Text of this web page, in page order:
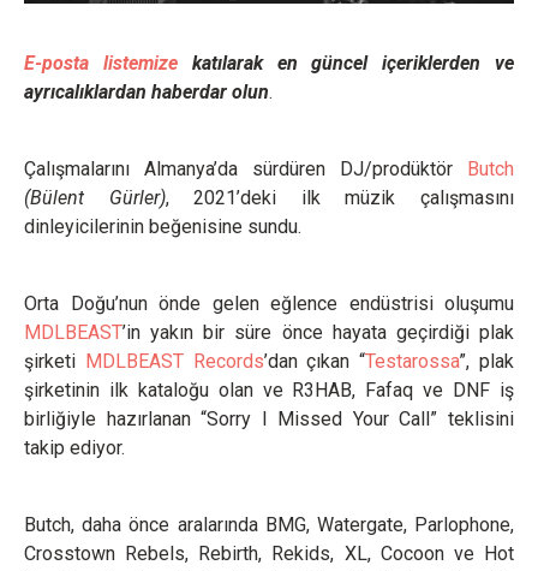
E-posta listemizekatılarak en güncel içeriklerden ve
ayrıcalıklardan haberdar olun.
Çalışmalarını Almanya’da sürdüren DJ/prodüktör Butch
(Bülent Gürler), 2021’deki ilk müzik çalışmasını
dinleyicilerinin beğenisine sundu.
Orta Doğu’nun önde gelen eğlence endüstrisi oluşumu
MDLBEAST’in yakın bir süre önce hayata geçirdiği plak
şirketi MDLBEAST Records’dan çıkan “Testarossa”, plak
şirketinin ilk kataloğu olan ve R3HAB, Fafaq ve DNF iş
birliğiyle hazırlanan “Sorry I Missed Your Call” teklisini
takip ediyor.
Butch, daha önce aralarında BMG, Watergate, Parlophone,
Crosstown Rebels, Rebirth, Rekids, XL, Cocoon ve Hot